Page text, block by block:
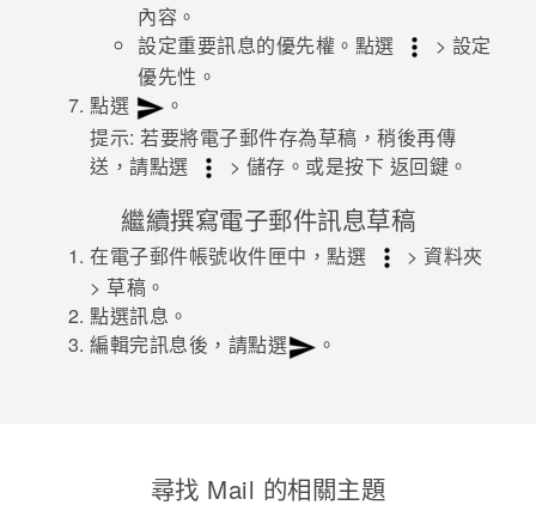
內容。
設定重要訊息的優先權。點選
> 設定
優先性 。
點選
。
提示: 若要將電子郵件存為草稿，稍後再傳
送，請點選
> 儲存 。或是按下 返回鍵 。
繼續撰寫電子郵件訊息草稿
在電子郵件帳號收件匣中，點選 > 資料夾
> 草稿 。
點選訊息。
編輯完訊息後，請點選
。
尋找 Mail 的相關主題